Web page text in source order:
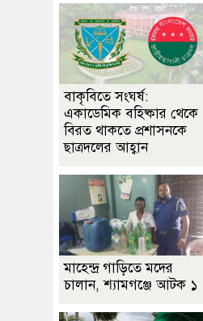
বাকৃবিতে সংঘর্ষ:
একাডেমিক বহিষ্কার থেকে
বিরত থাকতে প্রশাসনকে
ছাত্রদলের আহ্বান
মাহেন্দ্র গাড়িতে মদের
চালান, শ্যামগঞ্জে আটক ১